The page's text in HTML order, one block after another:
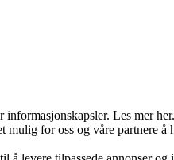
Les mer her.
for oss og våre partnere